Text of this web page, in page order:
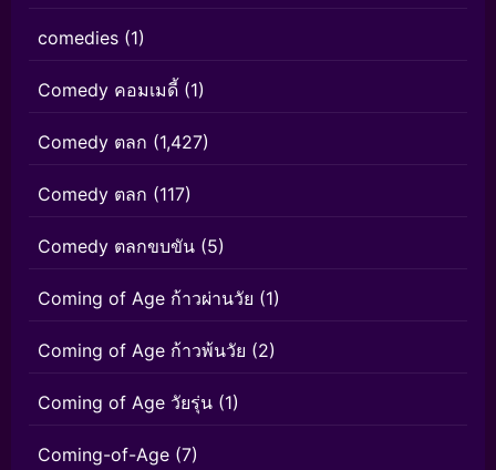
comedies (1)
Comedy คอมเมดี้ (1)
Comedy ตลก (1,427)
Comedy ตลก (117)
Comedy ตลกขบขัน (5)
Coming of Age ก้าวผ่านวัย (1)
Coming of Age ก้าวพ้นวัย (2)
Coming of Age วัยรุ่น (1)
Coming-of-Age (7)